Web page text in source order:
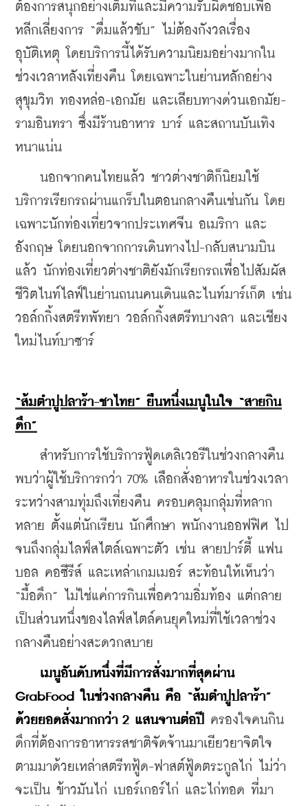
ต้องการสนุกอย่างเต็มที่และมีความรับผิดชอบเพื่อ
หลีกเลี่ยงการ “ดื่มแล้วขับ” ไม่ต้องกังวลเรื่อง
อุบัติเหตุ โดยบริการนี้ได้รับความนิยมอย่างมากใน
ช่วงเวลาหลังเที่ยงคืน โดยเฉพาะในย่านหลักอย่าง
สุขุมวิท ทองหล่อ-เอกมัย และเลียบทางด่วนเอกมัย-
รามอินทรา ซึ่งมีร้านอาหาร บาร์ และสถานบันเทิง
หนาแน่น
นอกจากคนไทยแล้ว ชาวต่างชาติก็นิยมใช้
บริการเรียกรถผ่านแกร็บในตอนกลางคืนเช่นกัน โดย
เฉพาะนักท่องเที่ยวจากประเทศจีน อเมริกา และ
อังกฤษ โดยนอกจากการเดินทางไป-กลับสนามบิน
แล้ว นักท่องเที่ยวต่างชาติยังมักเรียกรถเพื่อไปสัมผัส
ชีวิตไนท์ไลฟ์ในย่านถนนคนเดินและไนท์มาร์เก็ต เช่น
วอล์กกิ้งสตรีทพัทยา วอล์กกิ้งสตรีทบางลา และเชียง
ใหม่ไนท์บาซาร์
“ส้มตำปูปลาร้า-ชาไทย” ยืนหนึ่งเมนูในใจ “สายกิน
ดึก”
สำหรับการใช้บริการฟู้ดเดลิเวอรีในช่วงกลางคืน
พบว่าผู้ใช้บริการกว่า 70% เลือกสั่งอาหารในช่วงเวลา
ระหว่างสามทุ่มถึงเที่ยงคืน ครอบคลุมกลุ่มที่หลาก
หลาย ตั้งแต่นักเรียน นักศึกษา พนักงานออฟฟิศ ไป
จนถึงกลุ่มไลฟ์สไตล์เฉพาะตัว เช่น สายปาร์ตี้ แฟน
บอล คอซีรีส์ และเหล่าเกมเมอร์ สะท้อนให้เห็นว่า
“มื้อดึก” ไม่ใช่แค่การกินเพื่อความอิ่มท้อง แต่กลาย
เป็นส่วนหนึ่งของไลฟ์สไตล์คนยุคใหม่ที่ใช้เวลาช่วง
กลางคืนอย่างสะดวกสบาย
เมนูอันดับหนึ่งที่มีการสั่งมากที่สุดผ่าน
GrabFood ในช่วงกลางคืน คือ “ส้มตำปูปลาร้า”
ด้วยยอดสั่งมากกว่า 2 แสนจานต่อปี
ครองใจคนกิน
ดึกที่ต้องการอาหารรสชาติจัดจ้านมาเยียวยาจิตใจ
ตามมาด้วยเหล่าสตรีทฟู้ด-ฟาสต์ฟู้ดตระกูลไก่ ไม่ว่า
จะเป็น ข้าวมันไก่ เบอร์เกอร์ไก่ และไก่ทอด ที่มา